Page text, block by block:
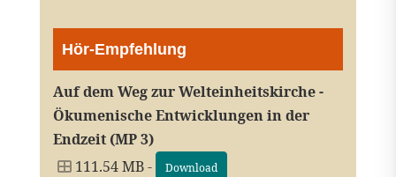
Hör-Empfehlung
Auf dem Weg zur Welteinheitskirche -
Ökumenische Entwicklungen in der
Endzeit (MP 3)
111.54 MB -
Download